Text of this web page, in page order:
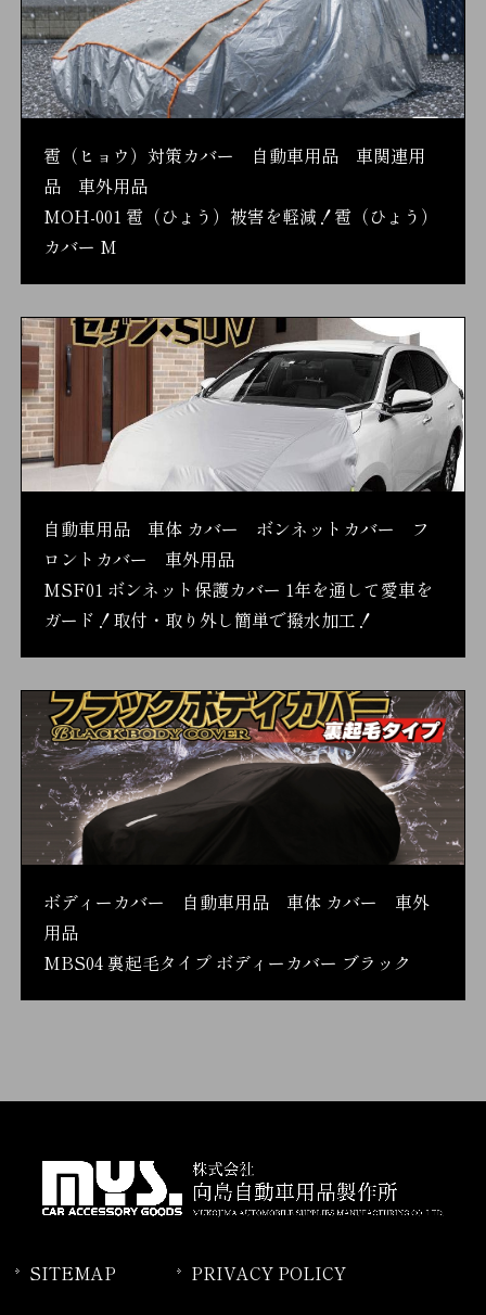
雹（ヒョウ）対策カバー 自動車用品 車関連用
品 車外用品
MOH-001 雹（ひょう）被害を軽減！雹（ひょう）
カバー M
自動車用品 車体 カバー ボンネットカバー フ
ロントカバー 車外用品
MSF01 ボンネット保護カバー 1年を通して愛車を
ガード！取付・取り外し簡単で撥水加工！
ボディーカバー 自動車用品 車体 カバー 車外
用品
MBS04 裏起毛タイプ ボディーカバー ブラック
SITEMAP PRIVACY POLICY